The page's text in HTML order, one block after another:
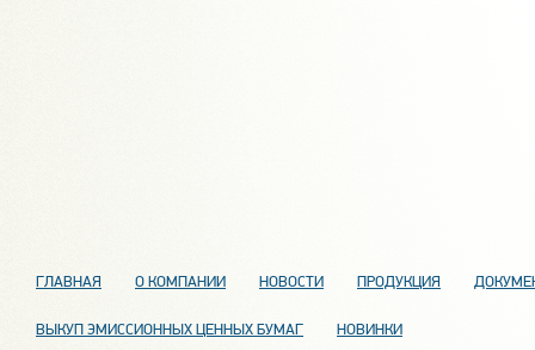
ГЛАВНАЯ О КОМПАНИИ НОВОСТИ ПРОДУКЦИЯ
ВЫКУП ЭМИССИОННЫХ ЦЕННЫХ БУМАГ НОВИНКИ